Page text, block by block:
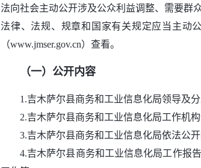
法向社会主动公开涉及公众利益调整、需要群
法律、法规、规章和国家有关规定应当主动
（www.jmser.gov.cn）查看。
（一）公开内容
1.吉木萨尔县商务和工业信息化局领导及分
2.吉木萨尔县商务和工业信息化局工作机
3.吉木萨尔县商务和工业信息化局依法公
4.吉木萨尔县商务和工业信息化局工作报